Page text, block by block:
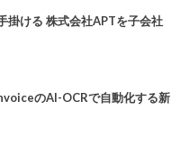
掛ける 株式会社APTを子会社
のAI-OCRで自動化する新